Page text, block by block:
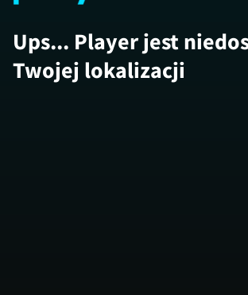
Ups... Player jest
Twojej lokalizacji